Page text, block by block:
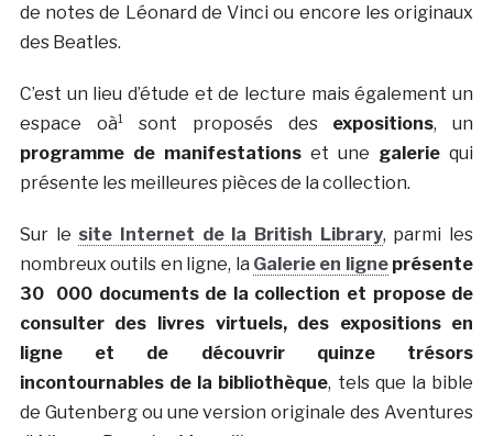
de notes de Léonard de Vinci ou encore les originaux
des Beatles.
C’est un lieu d’étude et de lecture mais également un
espace oà¹ sont proposés des expositions, un
programme de manifestationset une galerie qui
présente les meilleures pièces de la collection.
Sur le site Internet de la British Library, parmi les
nombreux outils en ligne, la Galerie en ligneprésente
30 000 documents de la collection et propose de
consulter des livres virtuels, des expositions en
ligne et de découvrir quinze trésors
incontournables de la bibliothèque, tels que la bible
de Gutenberg ou une version originale des Aventures